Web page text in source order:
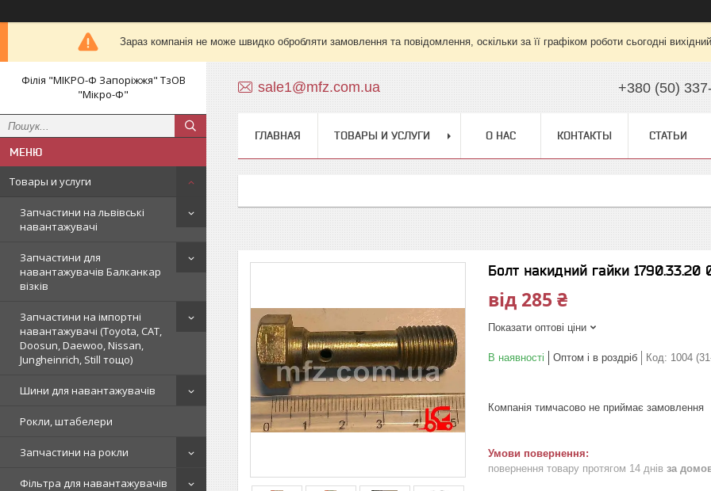
Зараз компанія не може швидко обробляти замовлення та повідомлення, оскільки за її графіком роботи сьогодні
Філія "МІКРО-Ф Запоріжжя" ТзОВ
"Мікро-Ф"
Товары и услуги
Запчастини на львівські
навантажувачі
Запчастини для
навантажувачів Балканкар
візків
Запчастини на імпортні
навантажувачі (Toyota, CAT,
Doosun, Daewoo, Nissan,
Jungheinrich, Still тощо)
Шини для навантажувачів
Рокли, штабелери
Запчастини на рокли
Фільтра для навантажувачів
sale1@mfz.com.ua +380 (50)
ГЛАВНАЯ ТОВАРЫ И УСЛУГИ О НАС КОНТАКТЫ СТАТЬИ
Болт накидний гайки
від 285 ₴
Показати оптові ціни
В наявності Оптом і в роздріб Код: 1004
Компанія тимчасово не приймає замовлення
повернення товару протягом 14 днів за